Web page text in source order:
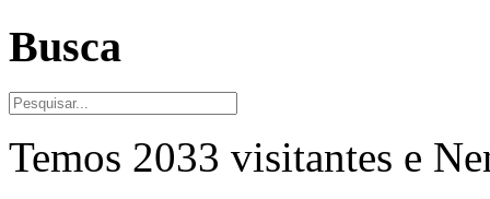
Busca
Temos 2033 visitantes e